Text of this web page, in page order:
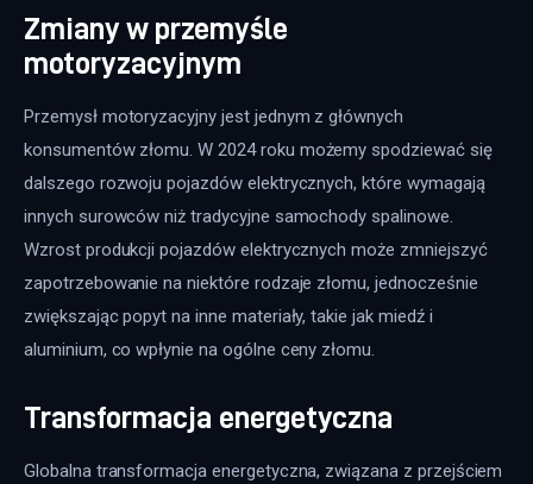
Zmiany w przemyśle
motoryzacyjnym
Przemysł motoryzacyjny jest jednym z głównych
konsumentów złomu. W 2024 roku możemy spodziewać się
dalszego rozwoju pojazdów elektrycznych, które wymagają
innych surowców niż tradycyjne samochody spalinowe.
Wzrost produkcji pojazdów elektrycznych może zmniejszyć
zapotrzebowanie na niektóre rodzaje złomu, jednocześnie
zwiększając popyt na inne materiały, takie jak miedź i
aluminium, co wpłynie na ogólne ceny złomu.
Transformacja energetyczna
Globalna transformacja energetyczna, związana z przejściem